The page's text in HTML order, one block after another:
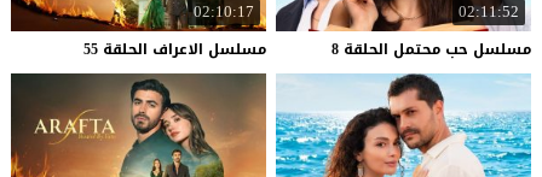
02:11:52
مسلسل حب محتمل الحلقة 8
02:10:17
مسلسل الاعراف الحلقة 55